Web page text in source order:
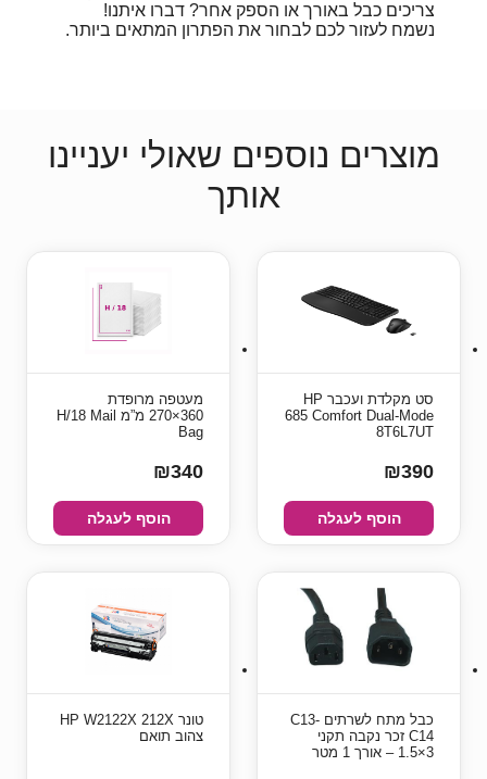
צריכים כבל באורך או הספק אחר? דברו איתנו!
נשמח לעזור לכם לבחור את הפתרון המתאים ביותר.
מוצרים נוספים שאולי יעניינו
אותך
סט מקלדת ועכבר HP
685 Comfort Dual-Mode
8T6L7UT
₪390
הוסף לעגלה
מעטפה מרופדת
360×270 מ”מ H/18 Mail
Bag
₪340
הוסף לעגלה
כבל מתח לשרתים C13-
C14 זכר נקבה תקני
3×1.5 – אורך 1 מטר
טונר HP W2122X 212X
צהוב תואם